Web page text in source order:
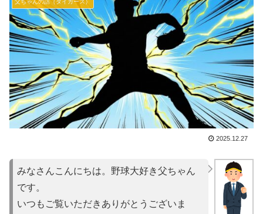
父ちゃんの話（タイガース）
2025.12.27
みなさんこんにちは。野球大好き父ちゃん
です。
いつもご覧いただきありがとうございま